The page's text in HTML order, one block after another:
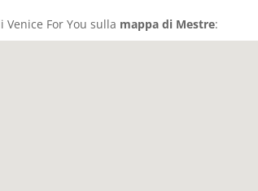
Venice For You sulla mappa di Mestre: